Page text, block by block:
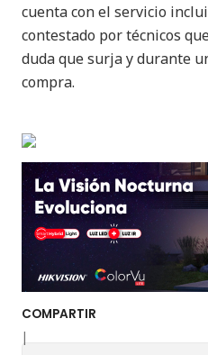
cuenta con el servicio
contestado por técnicos
duda que surja y durante
compra.
COMPARTIR
|